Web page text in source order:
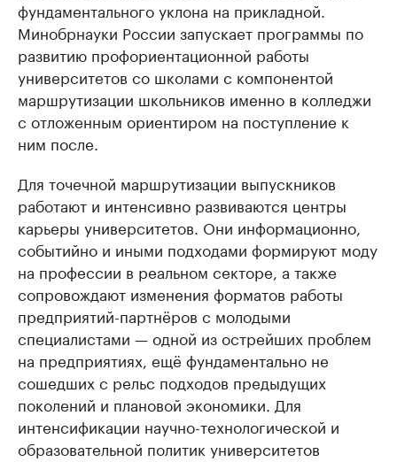
фундаментального уклона на прикладной.
Минобрнауки России запускает программы по
развитию профориентационной работы
университетов со школами с компонентой
маршрутизации школьников именно в колледжи
с отложенным ориентиром на поступление к
ним после.
Для точечной маршрутизации выпускников
работают и интенсивно развиваются центры
карьеры университетов. Они информационно,
событийно и иными подходами формируют моду
на профессии в реальном секторе, а также
сопровождают изменения форматов работы
предприятий-партнёров с молодыми
специалистами — одной из острейших проблем
на предприятиях, ещё фундаментально не
сошедших с рельс подходов предыдущих
поколений и плановой экономики. Для
интенсификации научно-технологической и
образовательной политик университетов